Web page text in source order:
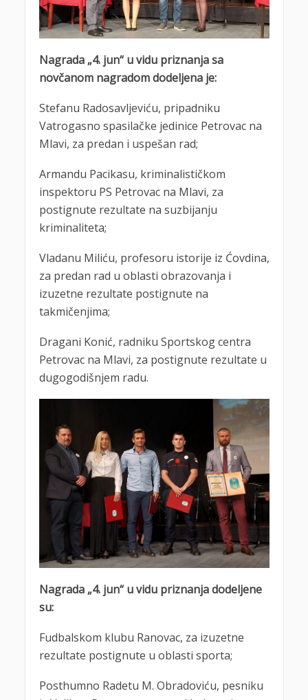
Nagrada „4. jun“ u vidu priznanja sa
novčanom nagradom dodeljena je:
Stefanu Radosavljeviću, pripadniku
Vatrogasno spasilačke jedinice Petrovac na
Mlavi, za predan i uspešan rad;
Armandu Pacikasu, kriminalističkom
inspektoru PS Petrovac na Mlavi, za
postignute rezultate na suzbijanju
kriminaliteta;
Vladanu Miliću, profesoru istorije iz Ćovdina,
za predan rad u oblasti obrazovanja i
izuzetne rezultate postignute na
takmičenjima;
Dragani Konić, radniku Sportskog centra
Petrovac na Mlavi, za postignute rezultate u
dugogodišnjem radu.
Nagrada „4. jun“ u vidu priznanja dodeljene
su:
Fudbalskom klubu Ranovac, za izuzetne
rezultate postignute u oblasti sporta;
Posthumno Radetu M. Obradoviću, pesniku